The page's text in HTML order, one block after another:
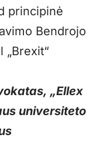
principinė
Bendrojo
„Ellex
universiteto